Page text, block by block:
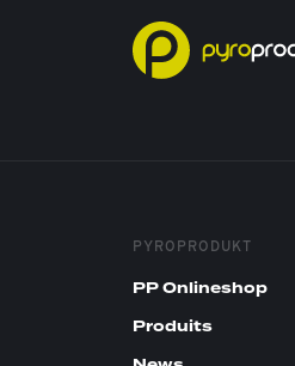
PYROPRODUKT
PP Onlineshop
Produits